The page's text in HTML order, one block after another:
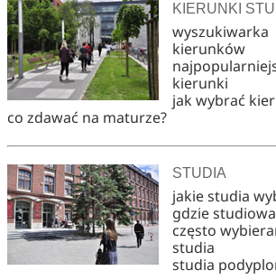
KIERUNKI
wyszukiwarka
kierunków
kierunki
jak wybrać
co zdawać na maturze?
STUDIA
jakie studia
gdzie
często
studia
studia